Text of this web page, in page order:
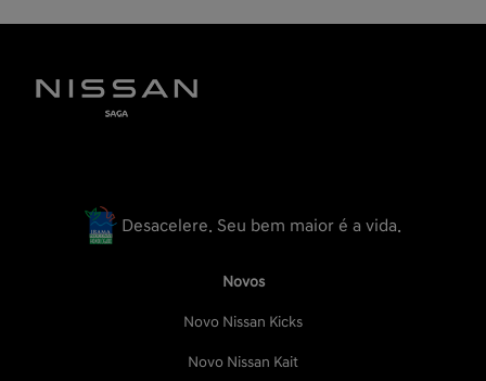
Desacelere. Seu bem maior é a vida.
Novos
Novo Nissan Kicks
Novo Nissan Kait